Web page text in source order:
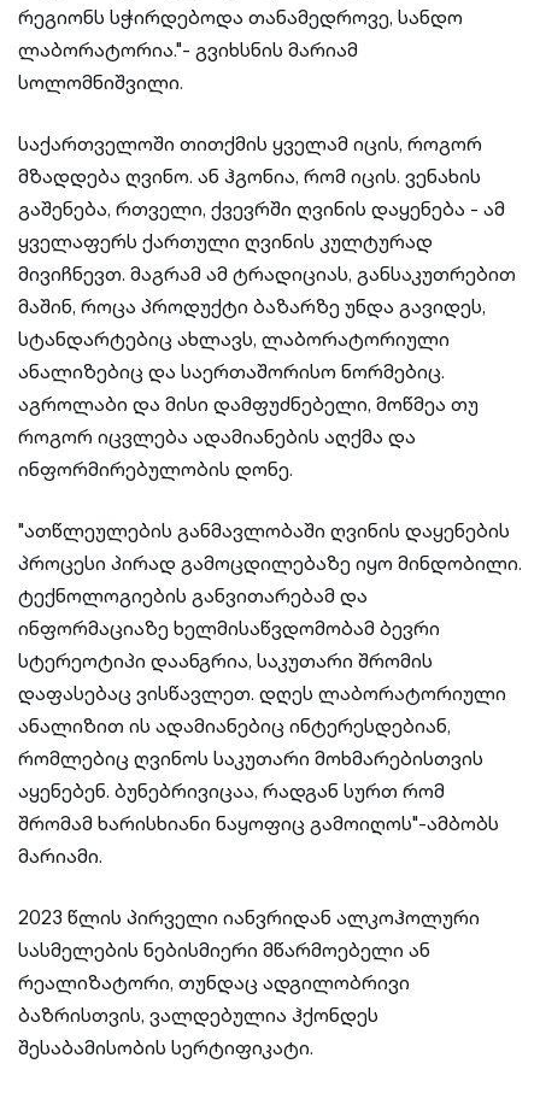
რეგიონს სჭირდებოდა თანამედროვე, სანდო
ლაბორატორია."- გვიხსნის მარიამ
სოლომნიშვილი.
საქართველოში თითქმის ყველამ იცის, როგორ
მზადდება ღვინო. ან ჰგონია, რომ იცის. ვენახის
გაშენება, რთველი, ქვევრში ღვინის დაყენება - ამ
ყველაფერს ქართული ღვინის კულტურად
მივიჩნევთ. მაგრამ ამ ტრადიციას, განსაკუთრებით
მაშინ, როცა პროდუქტი ბაზარზე უნდა გავიდეს,
სტანდარტებიც ახლავს, ლაბორატორიული
ანალიზებიც და საერთაშორისო ნორმებიც.
აგროლაბი და მისი დამფუძნებელი, მოწმეა თუ
როგორ იცვლება ადამიანების აღქმა და
ინფორმირებულობის დონე.
"ათწლეულების განმავლობაში ღვინის დაყენების
პროცესი პირად გამოცდილებაზე იყო მინდობილი.
ტექნოლოგიების განვითარებამ და
ინფორმაციაზე ხელმისაწვდომობამ ბევრი
სტერეოტიპი დაანგრია, საკუთარი შრომის
დაფასებაც ვისწავლეთ. დღეს ლაბორატორიული
ანალიზით ის ადამიანებიც ინტერესდებიან,
რომლებიც ღვინოს საკუთარი მოხმარებისთვის
აყენებენ. ბუნებრივიცაა, რადგან სურთ რომ
შრომამ ხარისხიანი ნაყოფიც გამოიღოს"-ამბობს
მარიამი.
2023 წლის პირველი იანვრიდან ალკოჰოლური
სასმელების ნებისმიერი მწარმოებელი ან
რეალიზატორი, თუნდაც ადგილობრივი
ბაზრისთვის, ვალდებულია ჰქონდეს
შესაბამისობის სერტიფიკატი.